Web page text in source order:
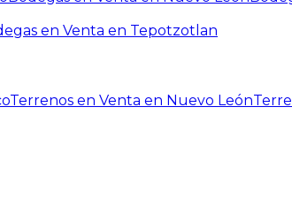
en Venta en Tepotzotlan
Terrenos en Venta en Nuevo León